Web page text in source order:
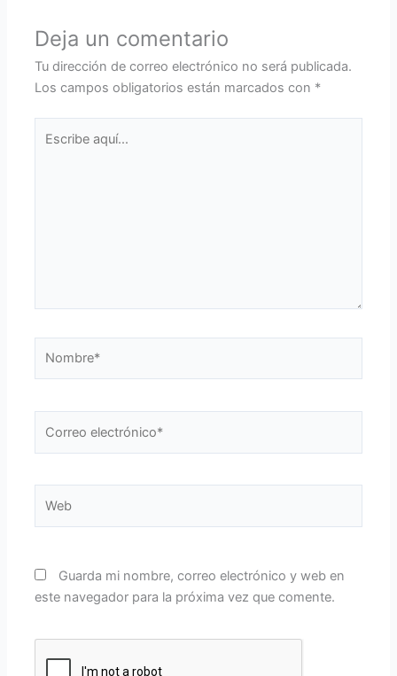
Deja un comentario
Tu dirección de correo electrónico no será publicada.
Los campos obligatorios están marcados con *
aquí...
electrónico*
Guarda mi nombre, correo electrónico y web en
este navegador para la próxima vez que comente.